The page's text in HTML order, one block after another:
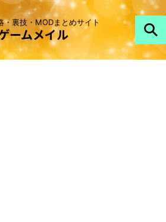
・裏技・MODまとめサイト
ームメイル